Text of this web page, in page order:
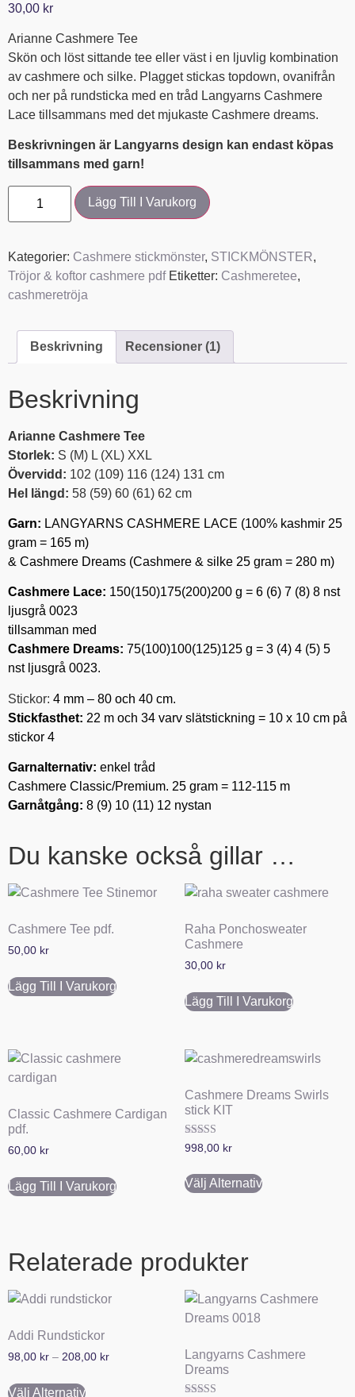
baserat på
30,00 kr
Arianne Cashmere Tee
Skön och löst sittande tee eller väst i en ljuvlig kombination
av cashmere och silke. Plagget stickas topdown, ovanifrån
och ner på rundsticka med en tråd Langyarns Cashmere
Lace tillsammans med det mjukaste Cashmere dreams.
Beskrivningen är Langyarns design kan endast köpas
tillsammans med garn!
Lägg Till I Varukorg
Kategorier: Cashmere stickmönster, STICKMÖNSTER,
Tröjor & koftor cashmere pdf Etiketter: Cashmeretee,
cashmeretröja
Beskrivning Recensioner (1)
Beskrivning
Arianne Cashmere Tee
Storlek: S (M) L (XL) XXL
Övervidd: 102 (109) 116 (124) 131 cm
Hel längd: 58 (59) 60 (61) 62 cm
Garn: LANGYARNS CASHMERE LACE (100% kashmir 25
gram = 165 m)
& Cashmere Dreams (Cashmere & silke 25 gram = 280 m)
Cashmere Lace: 150(150)175(200)200 g = 6 (6) 7 (8) 8 nst
ljusgrå 0023
tillsamman med
Cashmere Dreams: 75(100)100(125)125 g = 3 (4) 4 (5) 5
nst ljusgrå 0023.
Stickor: 4 mm – 80 och 40 cm.
Stickfasthet: 22 m och 34 varv slätstickning = 10 x 10 cm på
stickor 4
Garnalternativ: enkel tråd
Cashmere Classic/Premium. 25 gram = 112-115 m
Garnåtgång: 8 (9) 10 (11) 12 nystan
Du kanske också gillar …
Cashmere Tee pdf.
50,00 kr
Lägg Till I Varukorg
Raha Ponchosweater
Cashmere
30,00 kr
Lägg Till I Varukorg
Classic Cashmere Cardigan
pdf.
60,00 kr
Lägg Till I Varukorg
Cashmere Dreams Swirls
stick KIT
Betygsatt
5.00
998,00 kr
Välj Alternativ
Relaterade produkter
Addi Rundstickor
98,00 kr – 208,00 kr
Välj Alternativ
Langyarns Cashmere
Dreams